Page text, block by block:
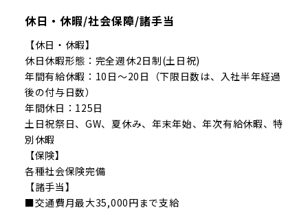
休日・休暇/社会保障/諸手当
【休日・休暇】
休日休暇形態：完全週休2日制(土日祝)
年間有給休暇：10日～20日（下限日数は、入社半年経過
後の付与日数）
年間休日：125日
土日祝祭日、GW、夏休み、年末年始、年次有給休暇、特
別休暇
【保険】
各種社会保険完備
【諸手当】
■交通費月最大35,000円まで支給